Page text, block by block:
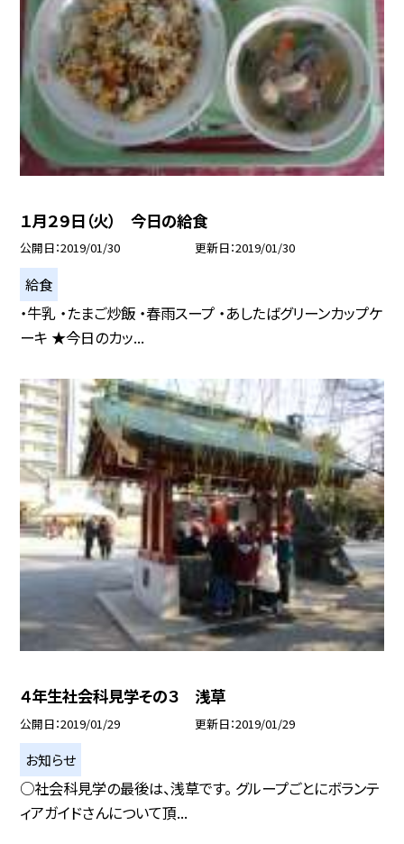
１月２９日（火） 今日の給食
公開日 2019/01/30 更新日 2019/01/30
給食
・牛乳 ・たまご炒飯 ・春雨スープ ・あしたばグリーンカップケ
ーキ ★今日のカッ...
４年生社会科見学その３ 浅草
公開日 2019/01/29 更新日 2019/01/29
お知らせ
○社会科見学の最後は、浅草です。 グループごとにボランテ
ィアガイドさんについて頂...